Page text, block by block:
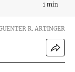
1 min
R. ARTINGER